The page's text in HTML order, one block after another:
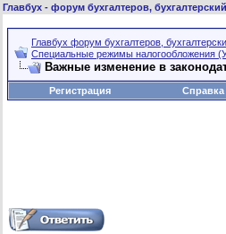
Главбух - форум бухгалтеров,
Главбух форум бухгалтеров,
Специальные режимы налогообложения
Важные изменение в
Регистрация Справка